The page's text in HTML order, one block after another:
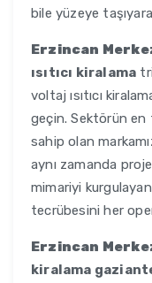
bile yüzeye
Erzincan
ısıtıcı kiralama
voltaj ısıtıcı
geçin. Sektörün en
sahip olan
aynı zamanda
mimariyi kurgulayan
tecrübesini her
Erzincan
kiralama